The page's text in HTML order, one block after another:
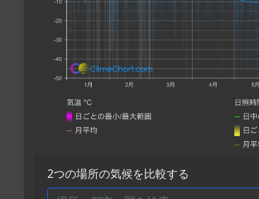
2つの場所の気候を比較する